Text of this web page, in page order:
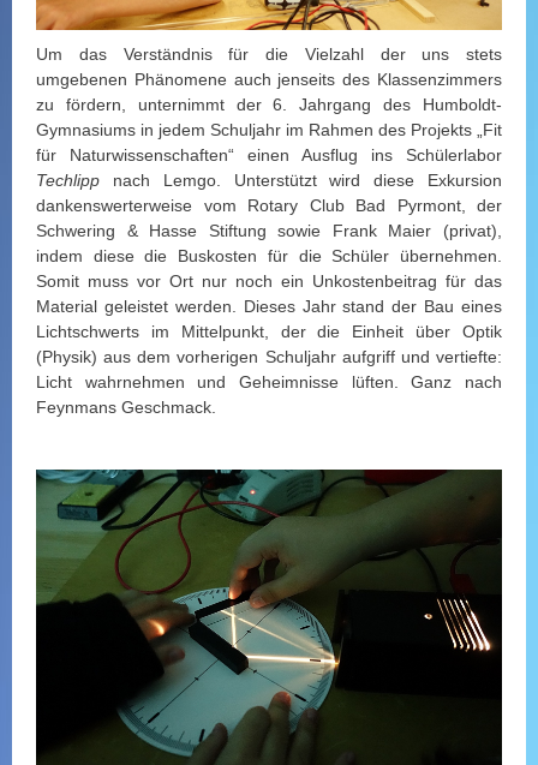
Um das Verständnis für die Vielzahl der uns stets
umgebenen Phänomene auch jenseits des Klassenzimmers
zu fördern, unternimmt der 6. Jahrgang des Humboldt-
Gymnasiums in jedem Schuljahr im Rahmen des Projekts „Fit
für Naturwissenschaften“ einen Ausflug ins Schülerlabor
Techlipp nach Lemgo. Unterstützt wird diese Exkursion
dankenswerterweise vom Rotary Club Bad Pyrmont, der
Schwering & Hasse Stiftung sowie Frank Maier (privat),
indem diese die Buskosten für die Schüler übernehmen.
Somit muss vor Ort nur noch ein Unkostenbeitrag für das
Material geleistet werden. Dieses Jahr stand der Bau eines
Lichtschwerts im Mittelpunkt, der die Einheit über Optik
(Physik) aus dem vorherigen Schuljahr aufgriff und vertiefte:
Licht wahrnehmen und Geheimnisse lüften. Ganz nach
Feynmans Geschmack.